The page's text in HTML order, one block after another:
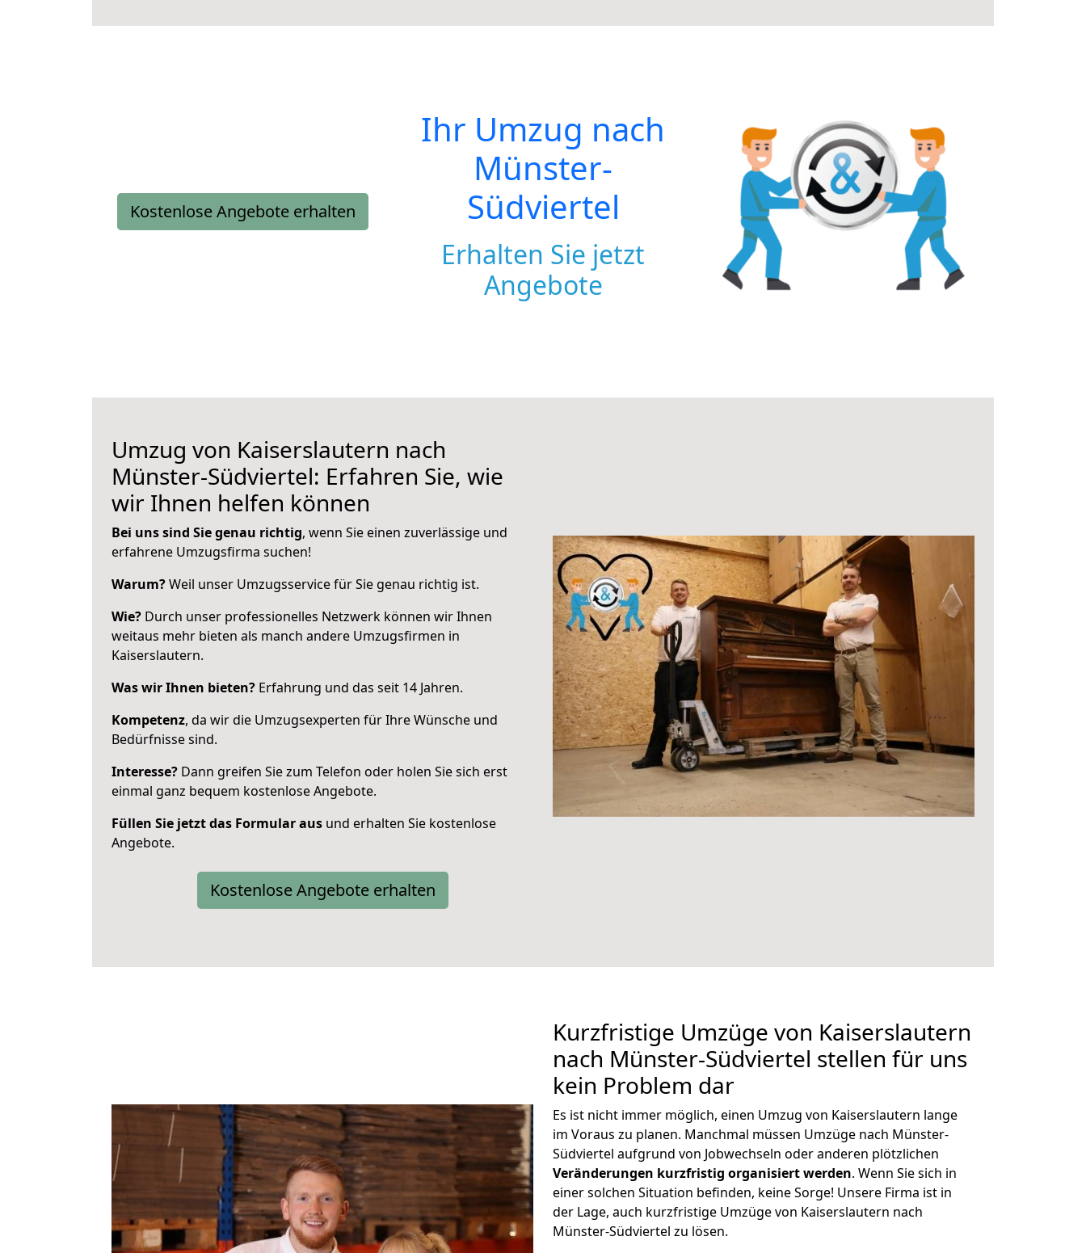
Kostenlose Angebote erhalten
Ihr Umzug nach
Münster-
Südviertel
Erhalten Sie jetzt
Angebote
Umzug von Kaiserslautern nach
Münster-Südviertel: Erfahren Sie, wie
wir Ihnen helfen können
Bei uns sind Sie genau richtig, wenn Sie einen zuverlässige und
erfahrene Umzugsfirma suchen!
Warum?Weil unser Umzugsservice für Sie genau richtig ist.
Wie? Durch unser professionelles Netzwerk können wir Ihnen
weitaus mehr bieten als manch andere Umzugsfirmen in
Kaiserslautern.
Was wir Ihnen bieten? Erfahrung und das seit 14 Jahren.
Kompetenz, da wir die Umzugsexperten für Ihre Wünsche und
Bedürfnisse sind.
Interesse? Dann greifen Sie zum Telefon oder holen Sie sich erst
einmal ganz bequem kostenlose Angebote.
Füllen Sie jetzt das Formular aus und erhalten Sie kostenlose
Angebote.
Kostenlose Angebote erhalten
Kurzfristige Umzüge von Kaiserslautern
nach Münster-Südviertel stellen für uns
kein Problem dar
Es ist nicht immer möglich, einen Umzug von Kaiserslautern lange
im Voraus zu planen. Manchmal müssen Umzüge nach Münster-
Südviertel aufgrund von Jobwechseln oder anderen plötzlichen
Veränderungen kurzfristig organisiert werden. Wenn Sie sich in
einer solchen Situation befinden, keine Sorge! Unsere Firma ist in
der Lage, auch kurzfristige Umzüge von Kaiserslautern nach
Münster-Südviertel zu lösen.